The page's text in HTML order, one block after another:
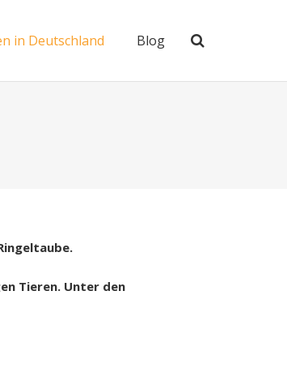
in Deutschland Blog
Tieren. Unter den